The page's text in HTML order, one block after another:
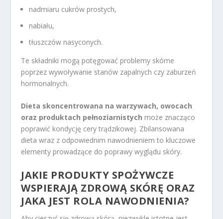
nadmiaru cukrów prostych,
nabiału,
tłuszczów nasyconych.
Te składniki mogą potęgować problemy skórne
poprzez wywoływanie stanów zapalnych czy zaburzeń
hormonalnych.
Dieta skoncentrowana na warzywach, owocach
oraz produktach pełnoziarnistych może znacząco
poprawić kondycję cery trądzikowej. Zbilansowana
dieta wraz z odpowiednim nawodnieniem to kluczowe
elementy prowadzące do poprawy wyglądu skóry.
JAKIE PRODUKTY SPOŻYWCZE
WSPIERAJĄ ZDROWĄ SKÓRĘ ORAZ
JAKA JEST ROLA NAWODNIENIA?